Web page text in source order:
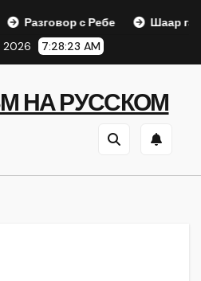
с Ребе
Шаар гайихуд гл.
2026
7:28:24 AM
НА РУССКОМ